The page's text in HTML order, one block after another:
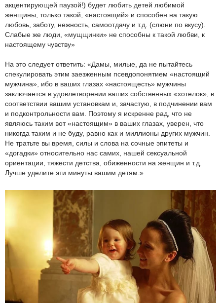
акцентирующей паузой!) будет любить детей любимой
женщины, только такой, «настоящий» и способен на такую
любовь, заботу, нежность, самоотдачу и т.д. (слюни по вкусу).
Слабые же люди, «мущщинки» не способны к такой любви, к
настоящему чувству»
На это следует ответить: «Дамы, милые, да не пытайтесь
спекулировать этим заезженным псевдопонятием «настоящий
мужчина», ибо в ваших глазах «настоящесть» мужчины
заключается в удовлетворении ваших собственных «хотелок», в
соответствии вашим установкам и, зачастую, в подчинении вам
и подконтрольности вам. Поэтому я искренне рад, что не
являюсь таким вот «настоящим» в ваших глазах, уверен, что
никогда таким и не буду, равно как и миллионы других мужчин.
Не тратьте вы время, силы и слова на сочные эпитеты и
«догадки» относительно нас самих, нашей сексуальной
ориентации, тяжести детства, обиженности на женщин и т.д.
Лучше уделите эти минуты вашим детям.»